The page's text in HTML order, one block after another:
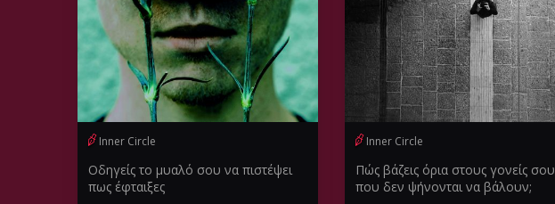
Inner Circle
Οδηγείς το μυαλό σου να πιστέψει
πως έφταιξες
Inner Circle
Πώς βάζεις όρια στους γονείς σου
που δεν ψήνονται να βάλουν;